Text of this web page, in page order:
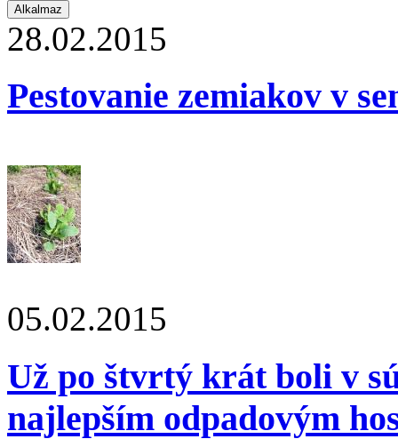
28.02.2015
Pestovanie zemiakov v
05.02.2015
Už po štvrtý krát boli v
najlepším odpadovým